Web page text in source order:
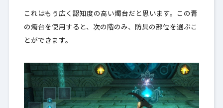
これはもう広く認知度の高い燭台だと思います。この青
の燭台を使用すると、 次の階のみ、防具の部位を選ぶこ
とができます。